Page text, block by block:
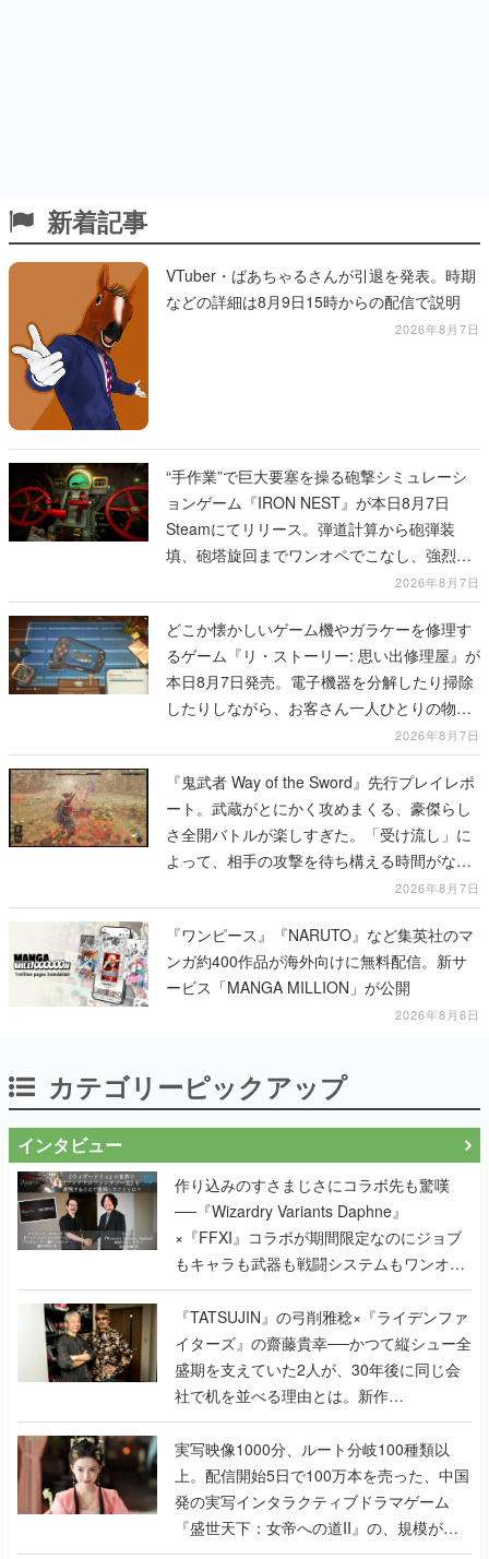
新着記事
VTuber・ばあちゃるさんが引退を発表。時期
などの詳細は8月9日15時からの配信で説明
2026年8月7日
“手作業”で巨大要塞を操る砲撃シミュレーシ
ョンゲーム『IRON NEST』が本日8月7日
Steamにてリリース。弾道計算から砲弾装
填、砲塔旋回までワンオペでこなし、強烈な
一撃をブチかませるロマンある作品2026年8月7日
どこか懐かしいゲーム機やガラケーを修理す
るゲーム『リ・ストーリー: 思い出修理屋』が
本日8月7日発売。電子機器を分解したり掃除
したりしながら、お客さん一人ひとりの物語
2026年8月7日
『鬼武者 Way of the Sword』先行プレイレポ
ート。武蔵がとにかく攻めまくる、豪傑らし
さ全開バトルが楽しすぎた。「受け流し」に
よって、相手の攻撃を待ち構える時間がなく
2026年8月7日
『ワンピース』『NARUTO』など集英社のマ
ンガ約400作品が海外向けに無料配信。新サ
ービス「MANGA MILLION」が公開
2026年8月6日
カテゴリーピックアップ
インタビュー
作り込みのすさまじさにコラボ先も驚嘆
──『Wizardry Variants Daphne』
×『FFXI』コラボが期間限定なのにジョブ
もキャラも武器も戦闘システムもワンオフ
で作り込まれた理由を両ディレクターに聞
く
『TATSUJIN』の弓削雅稔×『ライデンファ
イターズ』の齋藤貴幸──かつて縦シュー全
盛期を支えていた2人が、30年後に同じ会
社で机を並べる理由とは。新作
『TATSUJIN EXTREME』で初タッグを組
んだレジェンド2人に訊く開発秘話
実写映像1000分、ルート分岐100種類以
上。配信開始5日で100万本を売った、中国
発の実写インタラクティブドラマゲーム
『盛世天下：女帝への道II』の、規模が違
うこだわりをプロデューサーに聞いた